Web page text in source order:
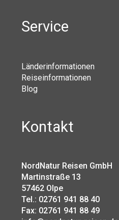
Service
Länderinformationen
Reiseinformationen
Blog
Kontakt
NordNatur Reisen GmbH
Martinstraße 13
57462 Olpe
Tel.: 02761 941 88 40
Fax: 02761 941 88 49